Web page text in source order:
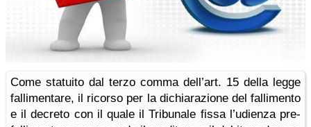
Come statuito dal terzo comma dell’art. 15 della legge
fallimentare, il ricorso per la dichiarazione del fallimento
e il decreto con il quale il Tribunale fissa l’udienza pre-